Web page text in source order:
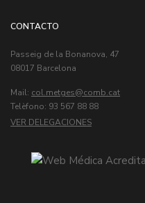
CONTACTO
Passeig de la Bonanova, 47
08017 Barcelona
Mail: col.metges
Telèfono: 93 567 88 88
VER DELEGACIONES